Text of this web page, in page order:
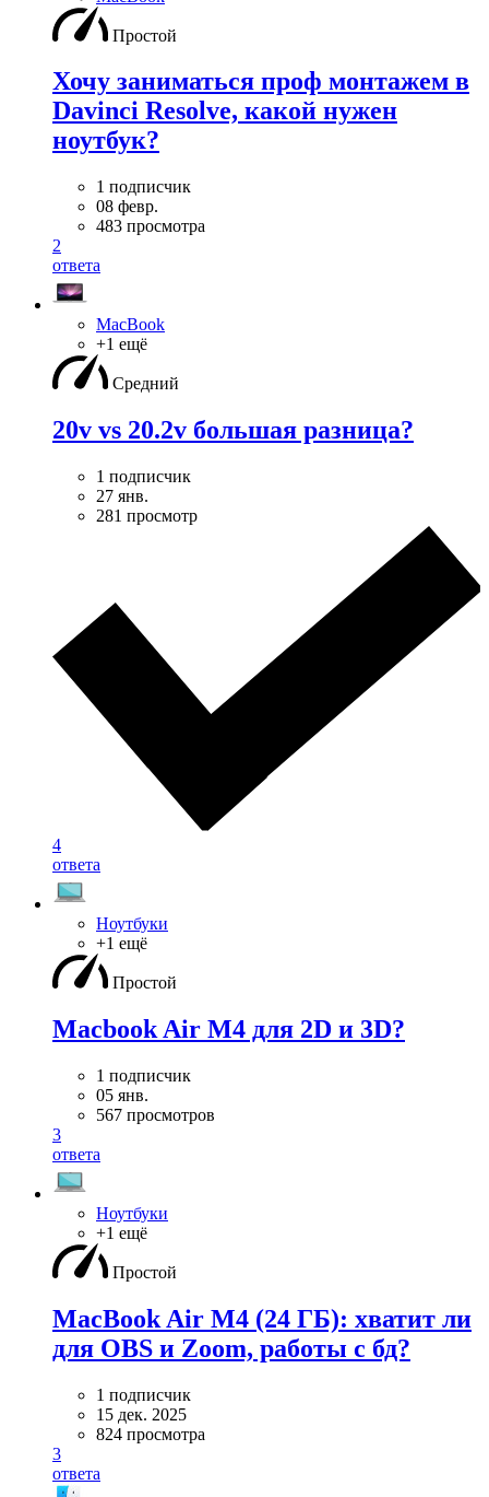
Простой
Хочу заниматься проф монтажем в
Davinci Resolve, какой нужен
ноутбук?
1 подписчик
08 февр.
483 просмотра
2
ответа
MacBook
+1 ещё
Средний
20v vs 20.2v большая разница?
1 подписчик
27 янв.
281 просмотр
4
ответа
Ноутбуки
+1 ещё
Простой
Macbook Air M4 для 2D и 3D?
1 подписчик
05 янв.
567 просмотров
3
ответа
Ноутбуки
+1 ещё
Простой
MacBook Air M4 (24 ГБ): хватит ли
для OBS и Zoom, работы с бд?
1 подписчик
15 дек. 2025
824 просмотра
3
ответа